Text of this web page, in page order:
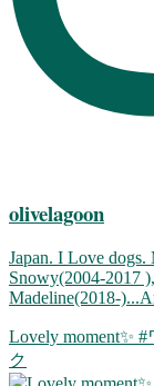
olivelagoon
Japan. I Love
Snowy(2004-2017
Madeline(2018-
Lovely moment✨
ク